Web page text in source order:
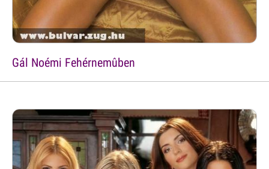
Gál Noémi Fehérnemûben